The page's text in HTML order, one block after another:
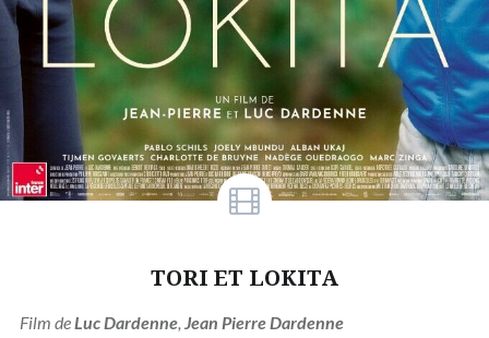
TORI ET LOKITA
Film de Luc Dardenne, Jean Pierre Dardenne